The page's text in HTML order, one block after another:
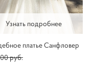
Узнать подробнее
платье Санфловер
pуб.